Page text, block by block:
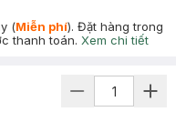
(Miễn phí). Đặt hàng trong
thanh toán. Xem chi tiết